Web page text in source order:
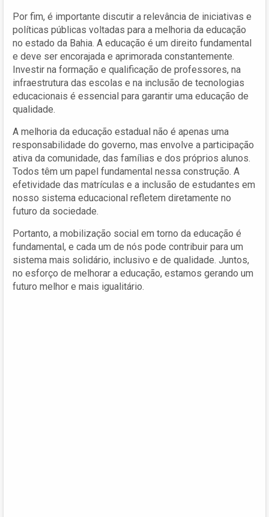
Por fim, é importante discutir a relevância de iniciativas e
políticas públicas voltadas para a melhoria da educação
no estado da Bahia. A educação é um direito fundamental
e deve ser encorajada e aprimorada constantemente.
Investir na formação e qualificação de professores, na
infraestrutura das escolas e na inclusão de tecnologias
educacionais é essencial para garantir uma educação de
qualidade.
A melhoria da educação estadual não é apenas uma
responsabilidade do governo, mas envolve a participação
ativa da comunidade, das famílias e dos próprios alunos.
Todos têm um papel fundamental nessa construção. A
efetividade das matrículas e a inclusão de estudantes em
nosso sistema educacional refletem diretamente no
futuro da sociedade.
Portanto, a mobilização social em torno da educação é
fundamental, e cada um de nós pode contribuir para um
sistema mais solidário, inclusivo e de qualidade. Juntos,
no esforço de melhorar a educação, estamos gerando um
futuro melhor e mais igualitário.